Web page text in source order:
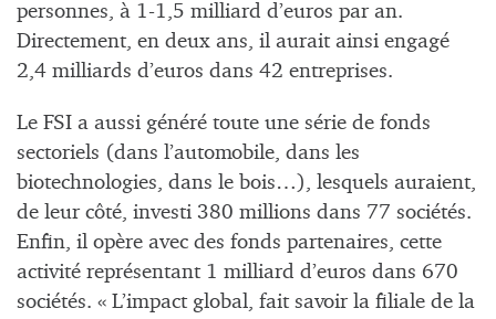
personnes, à 1-1,5 milliard d’euros par an.
Directement, en deux ans, il aurait ainsi engagé
2,4 milliards d’euros dans 42 entreprises.
Le FSI a aussi généré toute une série de fonds
sectoriels (dans l’automobile, dans les
biotechnologies, dans le bois…), lesquels auraient,
de leur côté, investi 380 millions dans 77 sociétés.
Enfin, il opère avec des fonds partenaires, cette
activité représentant 1 milliard d’euros dans 670
sociétés. « L’impact global, fait savoir la filiale de la